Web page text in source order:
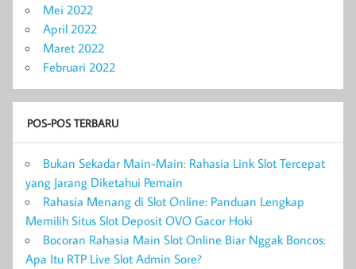
Mei 2022
April 2022
Maret 2022
Februari 2022
POS-POS TERBARU
Bukan Sekadar Main-Main: Rahasia Link Slot Tercepat
yang Jarang Diketahui Pemain
Rahasia Menang di Slot Online: Panduan Lengkap
Memilih Situs Slot Deposit OVO Gacor Hoki
Bocoran Rahasia Main Slot Online Biar Nggak Boncos:
Apa Itu RTP Live Slot Admin Sore?